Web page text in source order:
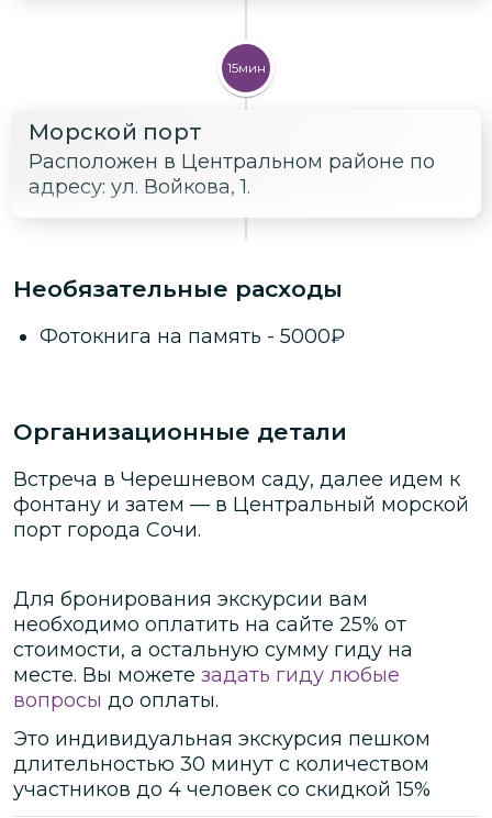
15мин
Морской порт
Расположен в Центральном районе по
адресу: ул. Войкова, 1.
Необязательные расходы
Фотокнига на память - 5000₽
Организационные детали
Встреча в Черешневом саду, далее идем к
фонтану и затем — в Центральный морской
порт города Сочи.
Для бронирования экскурсии вам
необходимо оплатить на сайте 25% от
стоимости, а остальную сумму гиду на
месте. Вы можете задать гиду любые
вопросы до оплаты.
Это индивидуальная экскурсия пешком
длительностью 30 минут с количеством
участников до 4 человек со скидкой 15%